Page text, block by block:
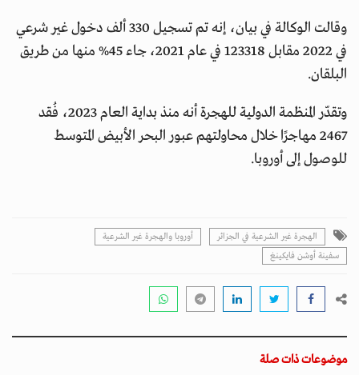
وقالت الوكالة في بيان، إنه تم تسجيل 330 ألف دخول غير شرعي
في 2022 مقابل 123318 في عام 2021، جاء 45% منها من طريق
البلقان.
وتقدّر المنظمة الدولية للهجرة أنه منذ بداية العام 2023، فُقد
2467 مهاجرًا خلال محاولتهم عبور البحر الأبيض المتوسط
للوصول إلى أوروبا.
الهجرة غير الشرعية في الجزائر
أوروبا والهجرة غير الشرعية
سفينة أوشن فايكينغ
موضوعات ذات صلة